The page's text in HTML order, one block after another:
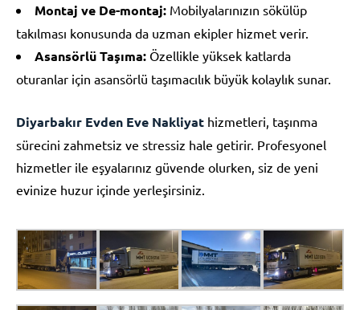
Montaj ve De-montaj: Mobilyalarınızın sökülüp
takılması konusunda da uzman ekipler hizmet verir.
Asansörlü Taşıma: Özellikle yüksek katlarda
oturanlar için asansörlü taşımacılık büyük kolaylık sunar.
Diyarbakır Evden Eve Nakliyat hizmetleri, taşınma
sürecini zahmetsiz ve stressiz hale getirir. Profesyonel
hizmetler ile eşyalarınız güvende olurken, siz de yeni
evinize huzur içinde yerleşirsiniz.